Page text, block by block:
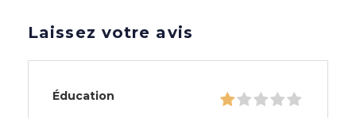
Laissez votre avis
Éducation